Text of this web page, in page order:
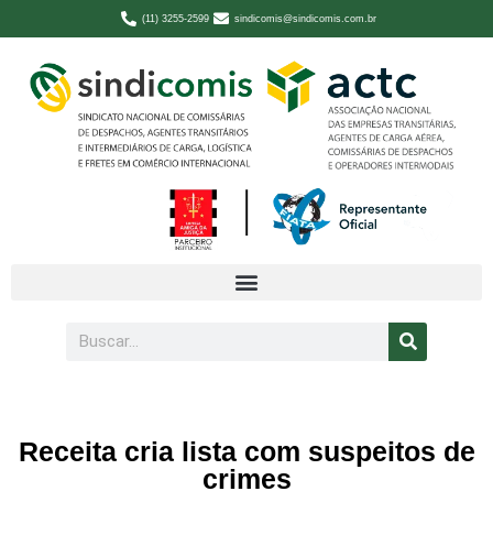
(11) 3255-2599 sindicomis@sindicomis.com.br
Receita cria lista com suspeitos de
crimes